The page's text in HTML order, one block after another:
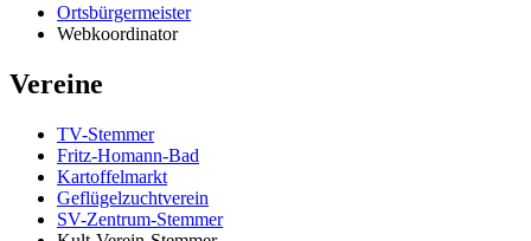
Ortsbürgermeister
Webkoordinator
Vereine
TV-Stemmer
Fritz-Homann-Bad
Kartoffelmarkt
Geflügelzuchtverein
SV-Zentrum-Stemmer